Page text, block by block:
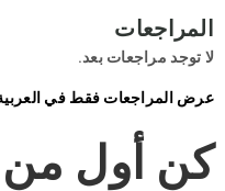
المراجعات
لا توجد مراجعات بعد.
عرض المراجعات فقط في العربية
كن أول من